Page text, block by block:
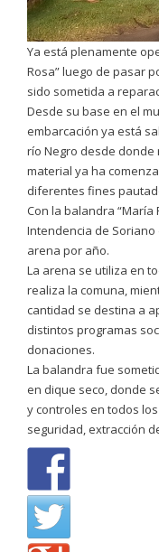
Ya está plenamente
Rosa” luego de pasar
sido sometida a
Desde su base en el
embarcación ya está
río Negro desde donde
material ya ha
diferentes fines
Con la balandra “María
Intendencia de Soriano
arena por año.
La arena se utiliza en
realiza la comuna,
cantidad se destina a
distintos programas
donaciones.
La balandra fue
en dique seco, donde
y controles en todos
seguridad, extracción